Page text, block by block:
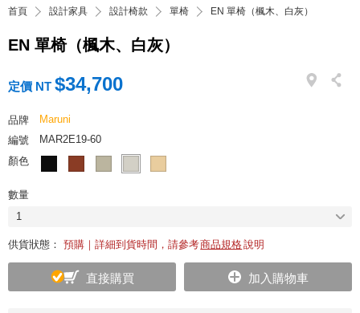
首頁 設計家具 設計椅款 單椅 EN 單椅（楓木、白灰）
EN 單椅（楓木、白灰）
定價 NT $34,700
品牌
Maruni
編號
MAR2E19-60
顏色
數量
1
供貨狀態： 預購｜詳細到貨時間，請參考商品規格說明
直接購買 加入購物車